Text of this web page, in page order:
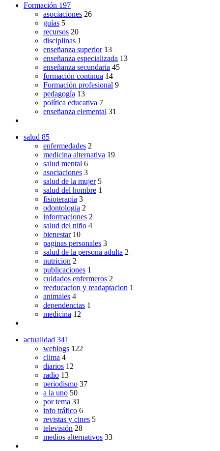
Formación 197
asociaciones 26
guías 5
recursos 20
disciplinas 1
enseñanza superior 13
enseñanza especializada 13
enseñanza secundaria 45
formación continua 14
Formación profesional 9
pedagogía 13
política educativa 7
enseñanza elemental 31
salud 85
enfermedades 2
medicina alternativa 19
salud mental 6
asociaciones 3
salud de la mujer 5
salud del hombre 1
fisioterapia 3
odontologia 2
informaciones 2
salud del niño 4
bienestar 10
paginas personales 3
salud de la persona adulta 2
nutricion 2
publicaciones 1
cuidados enfermeros 2
reeducacion y readaptacion 1
animales 4
dependencias 1
medicina 12
actualidad 341
weblogs 122
clima 4
diarios 12
radio 13
periodismo 37
a la uno 50
por tema 31
info tráfico 6
revistas y cines 5
televisión 28
medios alternativos 33